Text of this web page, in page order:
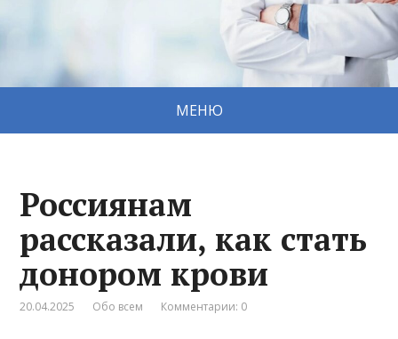
МЕНЮ
Россиянам
рассказали, как стать
донором крови
20.04.2025 Обо всем Комментарии: 0